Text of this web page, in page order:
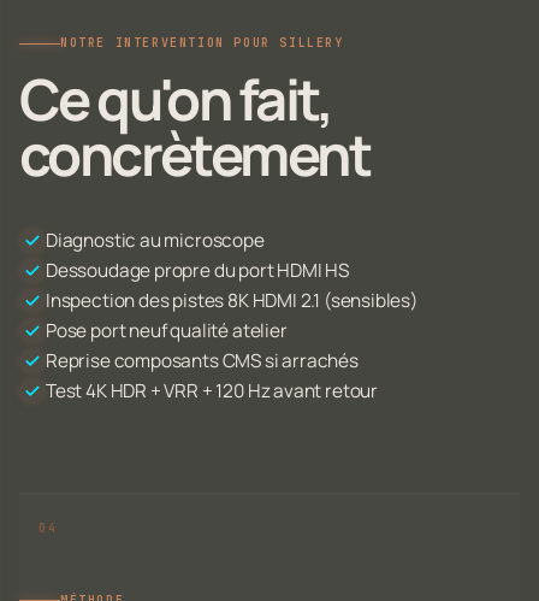
NOTRE INTERVENTION POUR SILLERY
Ce qu'on fait,
concrètement
Diagnostic au microscope
Dessoudage propre du port HDMI HS
Inspection des pistes 8K HDMI 2.1 (sensibles)
Pose port neuf qualité atelier
Reprise composants CMS si arrachés
Test 4K HDR + VRR + 120 Hz avant retour